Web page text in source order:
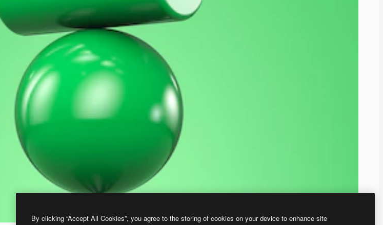
By clicking “Accept All Cookies”, you agree to the storing of cookies on your device to enhance site